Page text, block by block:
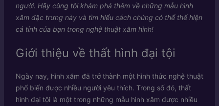
người. Hãy cùng tôi khám phá thêm về những mẫu hình
xăm đặc trưng này và tìm hiểu cách chúng có thể thể hiện
cá tính của bạn trong nghệ thuật xăm hình!
Giới thiệu về thất hình đại tội
Ngày nay, hình xăm đã trở thành một hình thức nghệ thuật
phổ biến được nhiều người yêu thích. Trong số đó, thất
hình đại tội là một trong những mẫu hình xăm được nhiều